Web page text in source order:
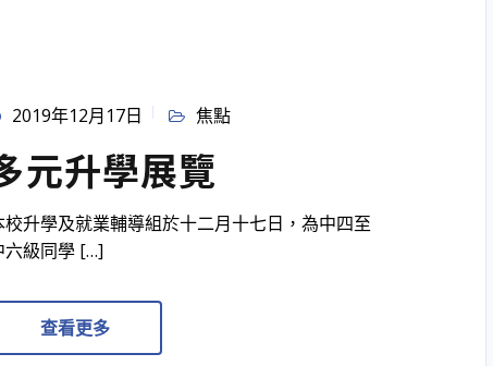
2019年12月17日 焦點
元升學展覽
校升學及就業輔導組於十二月十七日，為中四至
六級同學 […]
查看更多